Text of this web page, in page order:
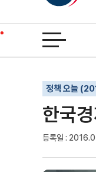
전체메뉴 열
정책 오늘
한국
등록일 :
기사인쇄
글자확대
글자축소